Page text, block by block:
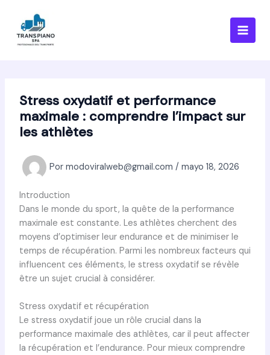
contenido
Stress oxydatif et performance
maximale : comprendre l’impact sur
les athlètes
Por modoviralweb@gmail.com / mayo 18, 2026
Introduction
Dans le monde du sport, la quête de la performance
maximale est constante. Les athlètes cherchent des
moyens d’optimiser leur endurance et de minimiser le
temps de récupération. Parmi les nombreux facteurs qui
influencent ces éléments, le stress oxydatif se révèle
être un sujet crucial à considérer.
Stress oxydatif et récupération
Le stress oxydatif joue un rôle crucial dans la
performance maximale des athlètes, car il peut affecter
la récupération et l’endurance. Pour mieux comprendre